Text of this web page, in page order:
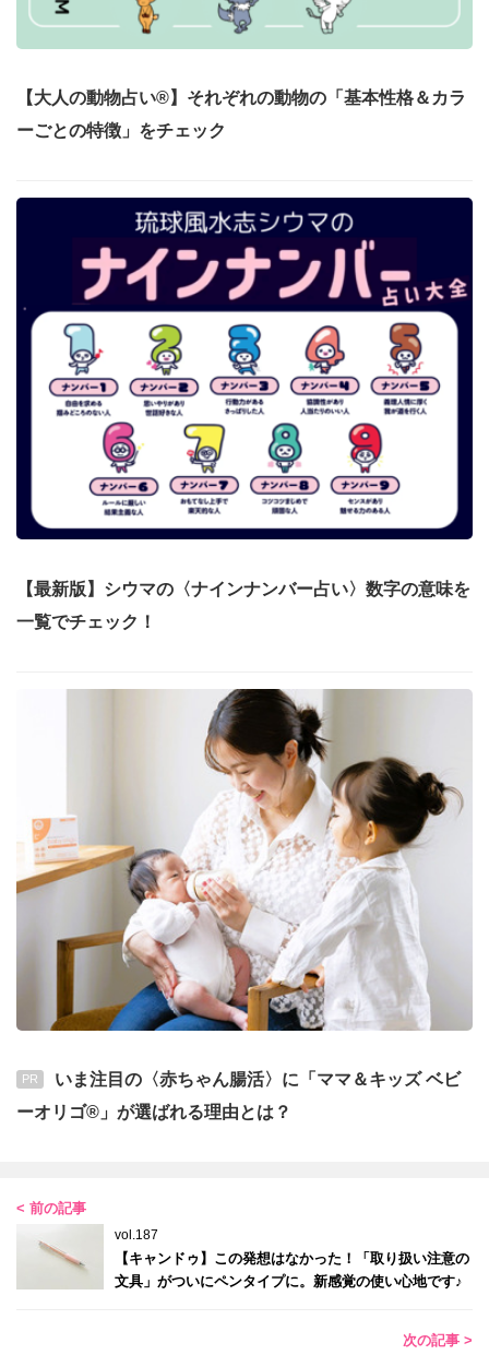
【大人の動物占い®】それぞれの動物の「基本性格＆カラ
ーごとの特徴」をチェック
【最新版】シウマの〈ナインナンバー占い〉数字の意味を
一覧でチェック！
PR
いま注目の〈赤ちゃん腸活〉に「ママ＆キッズ ベビ
ーオリゴ®」が選ばれる理由とは？
< 前の記事
vol.187
【キャンドゥ】この発想はなかった！「取り扱い注意の
文具」がついにペンタイプに。新感覚の使い心地です♪
次の記事 >